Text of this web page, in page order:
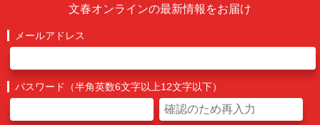
文春オンラインの最新情報をお届け
メールアドレス
パスワード（半角英数6文字以上12文字以下）